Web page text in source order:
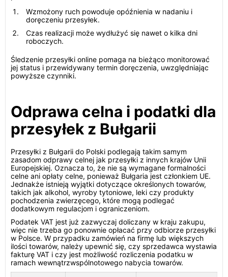
Wzmożony ruch powoduje opóźnienia w nadaniu i
doręczeniu przesyłek.
Czas realizacji może wydłużyć się nawet o kilka dni
roboczych.
Śledzenie przesyłki online pomaga na bieżąco monitorować
jej status i przewidywany termin doręczenia, uwzględniając
powyższe czynniki.
Odprawa celna i podatki dla
przesyłek z Bułgarii
Przesyłki z Bułgarii do Polski podlegają takim samym
zasadom odprawy celnej jak przesyłki z innych krajów Unii
Europejskiej. Oznacza to, że nie są wymagane formalności
celne ani opłaty celne, ponieważ Bułgaria jest członkiem UE.
Jednakże istnieją wyjątki dotyczące określonych towarów,
takich jak alkohol, wyroby tytoniowe, leki czy produkty
pochodzenia zwierzęcego, które mogą podlegać
dodatkowym regulacjom i ograniczeniom.
Podatek VAT jest już zazwyczaj doliczany w kraju zakupu,
więc nie trzeba go ponownie opłacać przy odbiorze przesyłki
w Polsce. W przypadku zamówień na firmę lub większych
ilości towarów, należy upewnić się, czy sprzedawca wystawia
fakturę VAT i czy jest możliwość rozliczenia podatku w
ramach wewnątrzwspólnotowego nabycia towarów.